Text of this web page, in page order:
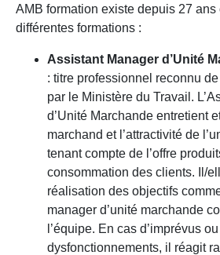
AMB formation existe depuis 27 ans
différentes formations :
Assistant Manager d’Unité
: titre professionnel reconnu
par le Ministère du Travail.
d’Unité Marchande entretient
marchand et l’attractivité de
tenant compte de l’offre
consommation des clients.
Il/
réalisation des objectifs
manager d’unité marchande
l’équipe. En cas d’imprévus
dysfonctionnements, il réagit